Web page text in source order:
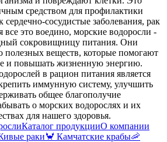
средством для профилактики
сердечно-сосудистые заболевания, рак
все это воедино, морские водоросли -
сокровищницу питания. Они
полезных веществ, которые помогают
и повышать жизненную энергию.
в рацион питания является
иммунную систему, улучшить
общее благополучие
о морских водорослях и их
для нашего здоровья.
Каталог продукцииО компании
раки🦀 Камчатские крабы🦐